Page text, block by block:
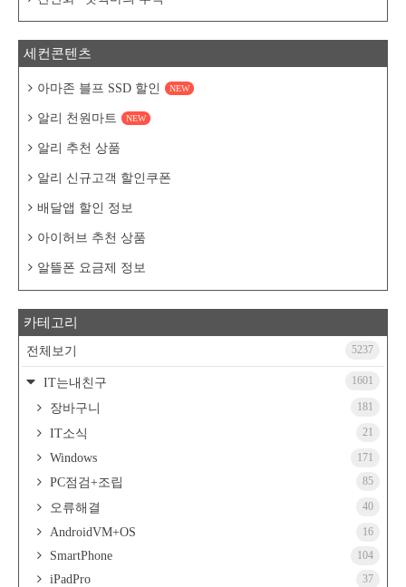
세컨콘텐츠
아마존 블프 SSD 할인 NEW
알리 천원마트 NEW
알리 추천 상품
알리 신규고객 할인쿠폰
배달앱 할인 정보
아이허브 추천 상품
알뜰폰 요금제 정보
카테고리
전체보기 5237
IT는내친구 1601
장바구니 181
IT소식 21
Windows 171
PC점검+조립 85
오류해결 40
AndroidVM+OS 16
SmartPhone 104
iPadPro 37